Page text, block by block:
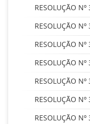
RESOLUÇÃO
RESOLUÇÃO
RESOLUÇÃO
RESOLUÇÃO
RESOLUÇÃO
RESOLUÇÃO
RESOLUÇÃO